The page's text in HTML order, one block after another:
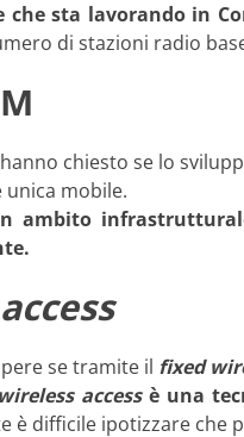
sta lavorando in
di stazioni radio
chiesto se lo
mobile.
ambito
se tramite il fixed
accessè una
è difficile ipotizzare che